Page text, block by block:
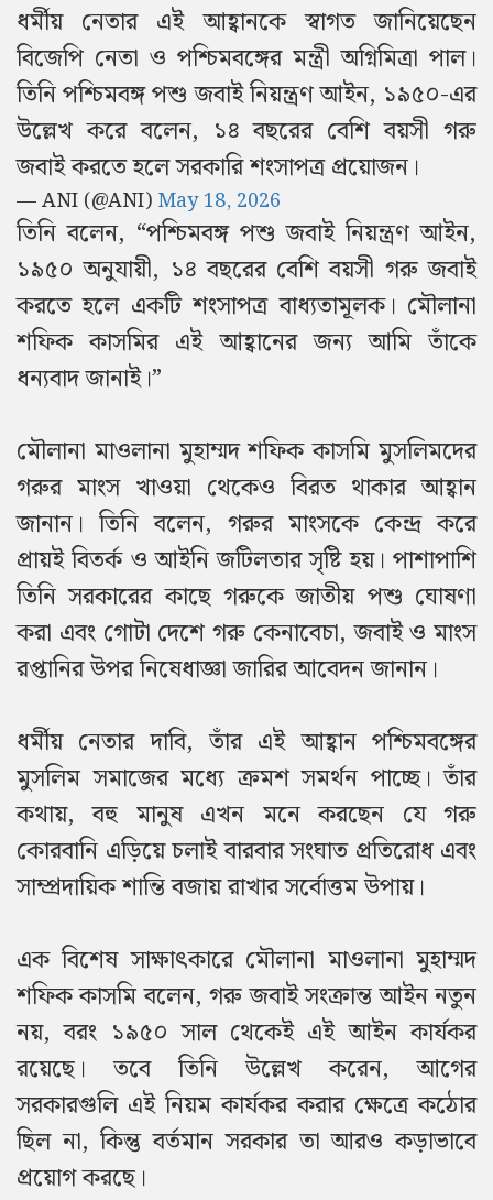
ধর্মীয় নেতার এই আহ্বানকে স্বাগত জানিয়েছেন
বিজেপি নেতা ও পশ্চিমবঙ্গের মন্ত্রী অগ্নিমিত্রা পাল।
তিনি পশ্চিমবঙ্গ পশু জবাই নিয়ন্ত্রণ আইন, ১৯৫০-এর
উল্লেখ করে বলেন, ১৪ বছরের বেশি বয়সী গরু
জবাই করতে হলে সরকারি শংসাপত্র প্রয়োজন।
— ANI (@ANI) May 18, 2026
তিনি বলেন, “পশ্চিমবঙ্গ পশু জবাই নিয়ন্ত্রণ আইন,
১৯৫০ অনুযায়ী, ১৪ বছরের বেশি বয়সী গরু জবাই
করতে হলে একটি শংসাপত্র বাধ্যতামূলক। মৌলানা
শফিক কাসমির এই আহ্বানের জন্য আমি তাঁকে
ধন্যবাদ জানাই।”
মৌলানা মাওলানা মুহাম্মদ শফিক কাসমি মুসলিমদের
গরুর মাংস খাওয়া থেকেও বিরত থাকার আহ্বান
জানান। তিনি বলেন, গরুর মাংসকে কেন্দ্র করে
প্রায়ই বিতর্ক ও আইনি জটিলতার সৃষ্টি হয়। পাশাপাশি
তিনি সরকারের কাছে গরুকে জাতীয় পশু ঘোষণা
করা এবং গোটা দেশে গরু কেনাবেচা, জবাই ও মাংস
রপ্তানির উপর নিষেধাজ্ঞা জারির আবেদন জানান।
ধর্মীয় নেতার দাবি, তাঁর এই আহ্বান পশ্চিমবঙ্গের
মুসলিম সমাজের মধ্যে ক্রমশ সমর্থন পাচ্ছে। তাঁর
কথায়, বহু মানুষ এখন মনে করছেন যে গরু
কোরবানি এড়িয়ে চলাই বারবার সংঘাত প্রতিরোধ এবং
সাম্প্রদায়িক শান্তি বজায় রাখার সর্বোত্তম উপায়।
এক বিশেষ সাক্ষাৎকারে মৌলানা মাওলানা মুহাম্মদ
শফিক কাসমি বলেন, গরু জবাই সংক্রান্ত আইন নতুন
নয়, বরং ১৯৫০ সাল থেকেই এই আইন কার্যকর
রয়েছে। তবে তিনি উল্লেখ করেন, আগের
সরকারগুলি এই নিয়ম কার্যকর করার ক্ষেত্রে কঠোর
ছিল না, কিন্তু বর্তমান সরকার তা আরও কড়াভাবে
প্রয়োগ করছে।